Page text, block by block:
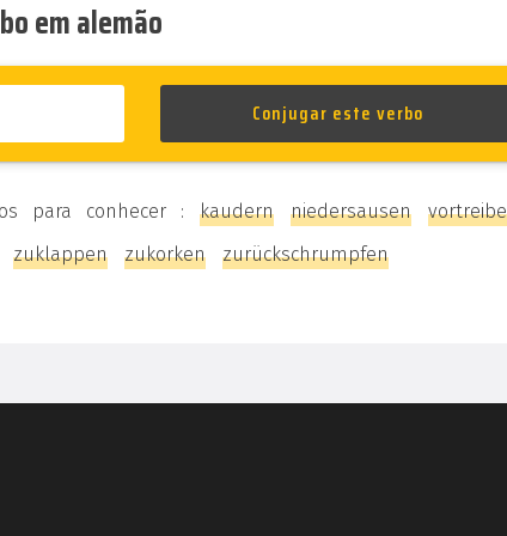
em alemão
para conhecer : kaudern niedersausen
zuklappen zukorken zurückschrumpfen